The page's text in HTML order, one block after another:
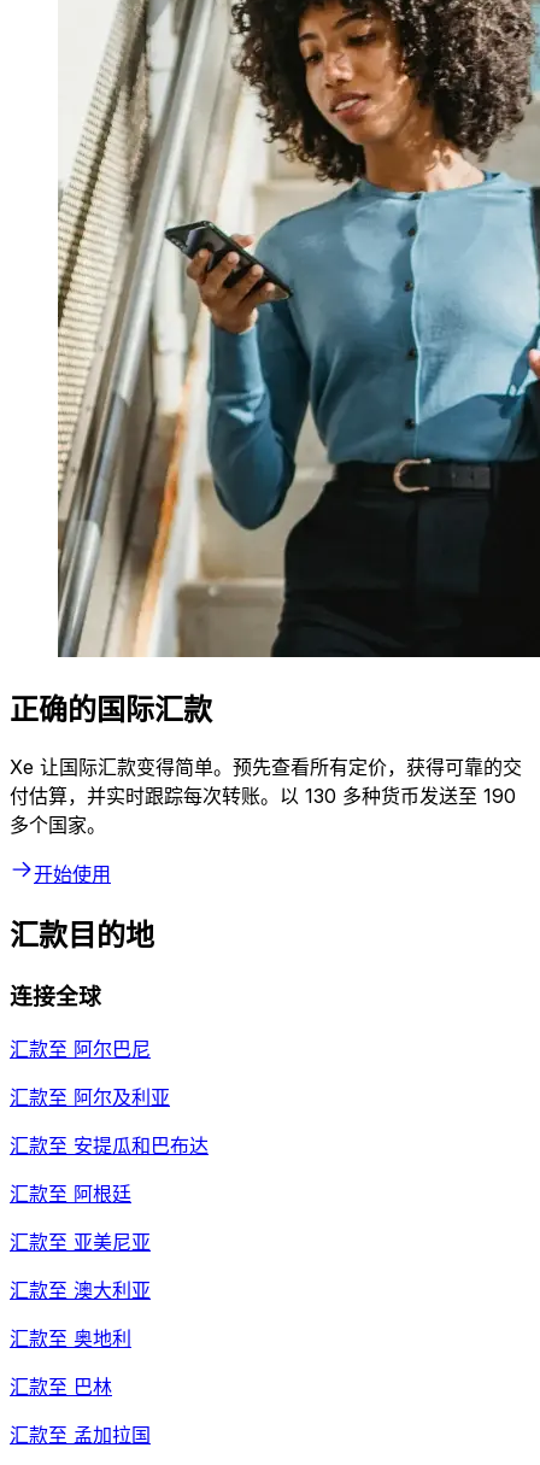
正确的国际汇款
Xe 让国际汇款变得简单。预先查看所有定价，获得可靠的交
付估算，并实时跟踪每次转账。以 130 多种货币发送至 190
多个国家。
开始使用
汇款目的地
连接全球
汇款至 阿尔巴尼
汇款至 阿尔及利亚
汇款至 安提瓜和巴布达
汇款至 阿根廷
汇款至 亚美尼亚
汇款至 澳大利亚
汇款至 奥地利
汇款至 巴林
汇款至 孟加拉国